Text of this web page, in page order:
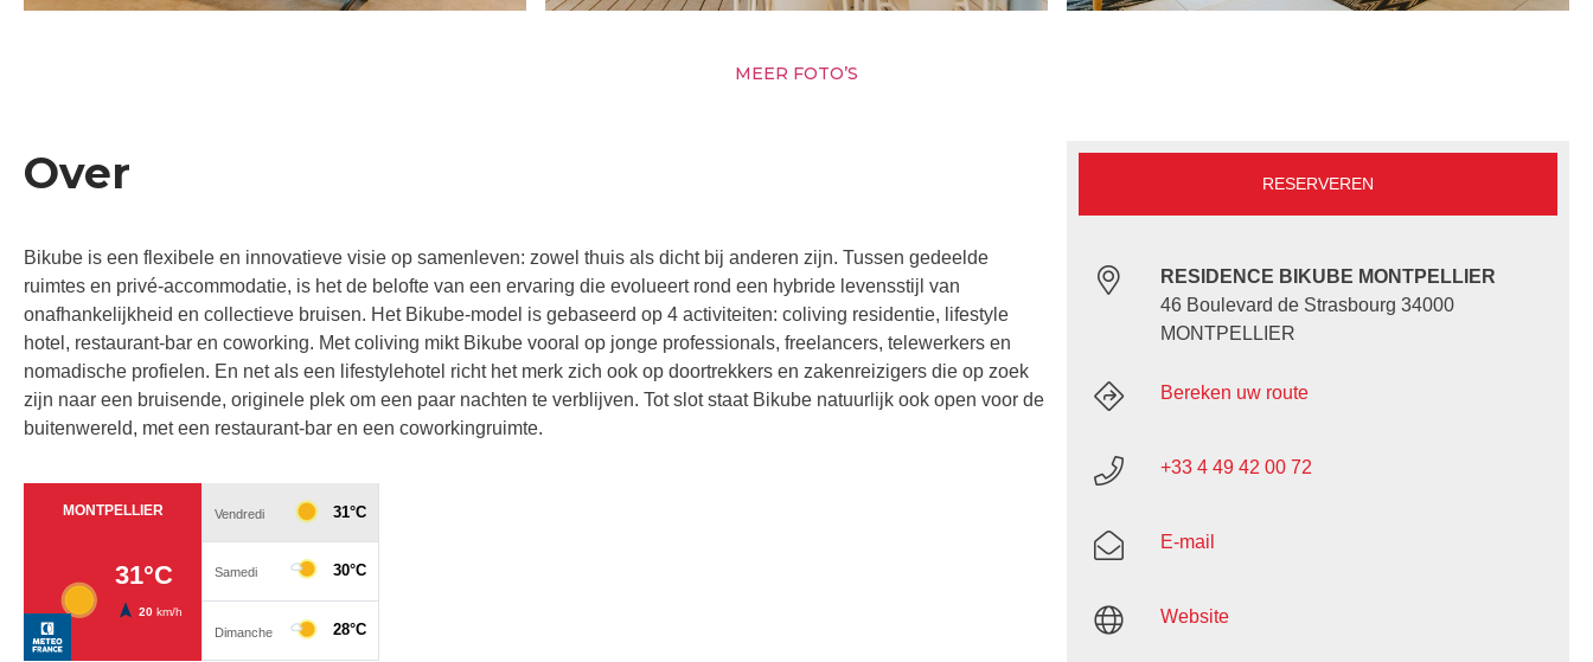
MEER FOTO’S
Over
Bikube is een flexibele en innovatieve visie op samenleven: zowel thuis als dicht bij anderen zijn. Tussen gedeelde
ruimtes en privé-accommodatie, is het de belofte van een ervaring die evolueert rond een hybride levensstijl van
onafhankelijkheid en collectieve bruisen. Het Bikube-model is gebaseerd op 4 activiteiten: coliving residentie, lifestyle
hotel, restaurant-bar en coworking. Met coliving mikt Bikube vooral op jonge professionals, freelancers, telewerkers en
nomadische profielen. En net als een lifestylehotel richt het merk zich ook op doortrekkers en zakenreizigers die op zoek
zijn naar een bruisende, originele plek om een paar nachten te verblijven. Tot slot staat Bikube natuurlijk ook open voor de
buitenwereld, met een restaurant-bar en een coworkingruimte.
RESERVEREN
RESIDENCE BIKUBE MONTPELLIER
46 Boulevard de Strasbourg 34000
MONTPELLIER
Bereken uw route
+33 4 49 42 00 72
E-mail
Website